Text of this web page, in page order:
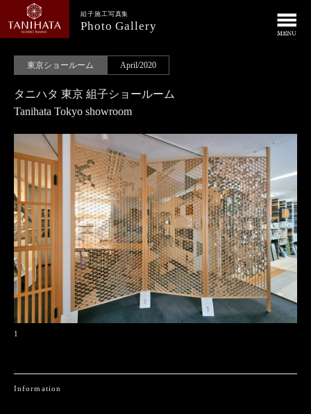
組子施工写真集
Photo Gallery
東京ショールーム April/2020
タニハタ 東京 組子ショールーム
Tanihata Tokyo showroom
1
Information